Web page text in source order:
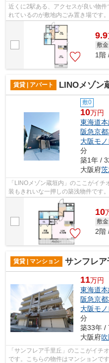
近くに2駅ある、アクセスが良い物
れているのが敷地内ごみ置き場です
る、立地の良さも魅力の物件です。大
9.9
敷金
1階
賃貸 | アパート LINOメゾン
敷0
10万円
東海道本
阪急京
大阪モ
分
築1年 /
大阪府
「LINOメゾン蔵垣内」のここがイ
装もきれいな一押しの築浅物件です
う方に。2駅利用できるので電車をよ
10
敷金
2階
賃貸 | マンション サンフレア
11万円
東海道本
阪急京
大阪モ
分
築33年 /
大阪府
「サンフレア千里丘」のここがイチ
です。こちらの物件はマンションで